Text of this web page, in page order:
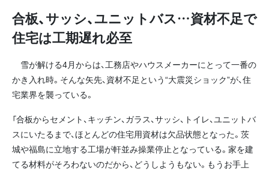
合板、サッシ、ユニットバス…資材不足で
住宅は工期遅れ必至
雪が解ける4月からは、工務店やハウスメーカーにとって一番の
かき入れ時。そんな矢先、資材不足という“大震災ショック”が、住
宅業界を襲っている。
「合板からセメント、キッチン、ガラス、サッシ、トイレ、ユニットバ
スにいたるまで、ほとんどの住宅用資材は欠品状態となった。茨
城や福島に立地する工場が軒並み操業停止となっている。家を建
てる材料がそろわないのだから、どうしようもない。もうお手上